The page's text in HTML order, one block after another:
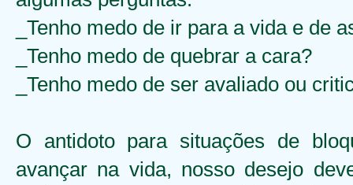
_Tenho medo de ir para a vida e de
_Tenho medo de quebrar a cara?
_Tenho medo de ser avaliado ou
O antidoto para situações de
avançar na vida, nosso desejo